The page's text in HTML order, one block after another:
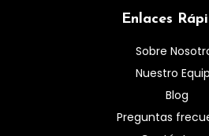
Enlaces
Sobre
Nuestro
Blog
Preguntas